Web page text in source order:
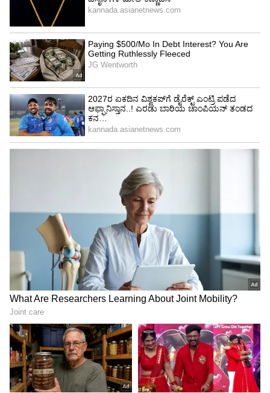
ಅಥವಾ ಹೊಸ ಜವಾಬ್ದಾರಿಗಳ ಬಗ್ಗೆ ಚರ್ಚೆಗಳು
ತೀವ್ರಗೊಳ್ಳಬಹುದು. ಆದಾಗ್ಯೂ, ನಿಮ್ಮ ಸ್ವಂತ ಕಾರ್ಯಗಳಿಗೆ
ಜವಾಬ್ದಾರಿಯನ್ನು ತೆಗೆದುಕೊಳ್ಳುವುದು ಉತ್ತಮ. ನೀವು ನಿಮ್ಮ
ಸಂಗಾತಿಯೊಂದಿಗೆ ಪ್ರವಾಸವನ್ನು ಯೋಜಿಸಬಹುದು ಅಥವಾ
ಕೆಲವು ಸ್ಮರಣೀಯ ಕ್ಷಣಗಳನ್ನು ಕಳೆಯಬಹುದು.
ಕನ್ಯಾ:
ಇಂದು ನಿಮ್ಮನ್ನು ಸಕಾರಾತ್ಮಕ ಶಕ್ತಿ ಸುತ್ತುವರೆದಿರುತ್ತದೆ.
ಸ್ನೇಹಿತರೊಂದಿಗಿನ ಸಂಬಂಧಗಳು ಬಲಗೊಳ್ಳುತ್ತವೆ ಮತ್ತು
ಅವರ ಬೆಂಬಲ ನಿಮಗೆ ಸಿಗುತ್ತದೆ. ಹಣಕಾಸಿನ ಯೋಜನೆಗಳು
ಲಾಭದ ಬಾಗಿಲು ತೆರೆಯಬಹುದು. ಎದುರಾಳಿಯ
ಪ್ರಭಾವದಿಂದ ಆತುರದ ನಿರ್ಧಾರಗಳನ್ನು
ತೆಗೆದುಕೊಳ್ಳುವುದನ್ನು ತಪ್ಪಿಸಿ. ನಿಮ್ಮ ಸಂಗಾತಿಯ ಬೆಂಬಲ
ಮತ್ತು ಒಡನಾಟವು ನಿಮ್ಮ ಆತ್ಮವಿಶ್ವಾಸವನ್ನು ಮತ್ತಷ್ಟು
ಬಲಪಡಿಸುತ್ತದೆ.
ತುಲಾ ರಾಶಿ:
ಇಂದು ಅದೃಷ್ಟ ನಿಮ್ಮ ಕಡೆ ಇರುವಂತೆ ತೋರುತ್ತಿದೆ. ಪ್ರಮುಖ